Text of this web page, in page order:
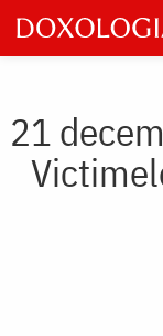
Skip
to
main
21